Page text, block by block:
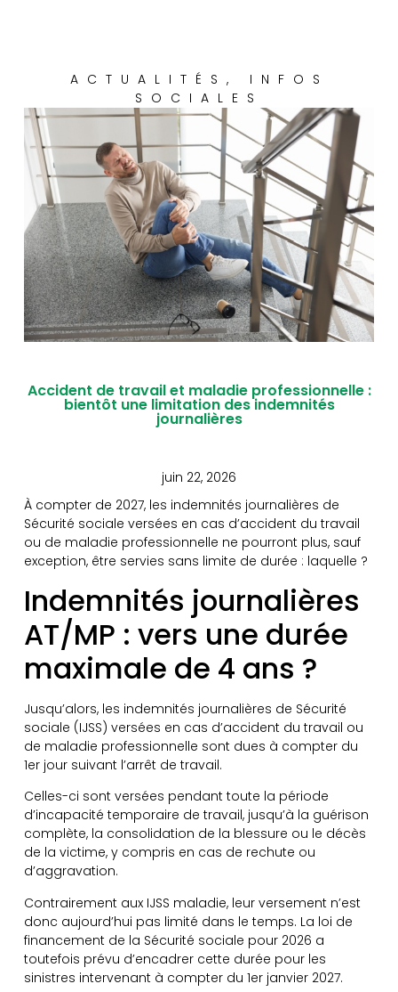
ACTUALITÉS , INFOS
SOCIALES
Accident de travail et maladie professionnelle :
bientôt une limitation des indemnités
journalières
juin 22, 2026
À compter de 2027, les indemnités journalières de
Sécurité sociale versées en cas d’accident du travail
ou de maladie professionnelle ne pourront plus, sauf
exception, être servies sans limite de durée : laquelle ?
Indemnités journalières
AT/MP : vers une durée
maximale de 4 ans ?
Jusqu’alors, les indemnités journalières de Sécurité
sociale (IJSS) versées en cas d’accident du travail ou
de maladie professionnelle sont dues à compter du
1er jour suivant l’arrêt de travail.
Celles-ci sont versées pendant toute la période
d’incapacité temporaire de travail, jusqu’à la guérison
complète, la consolidation de la blessure ou le décès
de la victime, y compris en cas de rechute ou
d’aggravation.
Contrairement aux IJSS maladie, leur versement n’est
donc aujourd’hui pas limité dans le temps. La loi de
financement de la Sécurité sociale pour 2026 a
toutefois prévu d’encadrer cette durée pour les
sinistres intervenant à compter du 1er janvier 2027.